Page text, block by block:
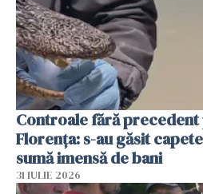
Controale fără
Florența: s-au găsit
sumă imensă de bani
31 IULIE 2026